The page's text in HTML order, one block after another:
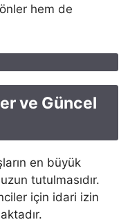
hem de
ve Güncel
en büyük
tutulmasıdır.
için idari izin